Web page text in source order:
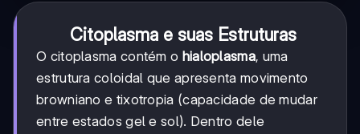
Citoplasma e suas Estruturas
O citoplasma contém o hialoplasma, uma
estrutura coloidal que apresenta movimento
browniano e tixotropia (capacidade de mudar
entre estados gel e sol). Dentro dele